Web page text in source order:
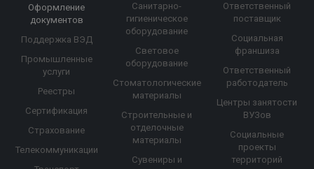
Оформление
документов
Поддержка ВЭД
Промышленные
услуги
Реестры
Сертификация
Страхование
Телекоммуникации
Санитарно-
гигиеническое
оборудование
Световое
оборудование
Стоматологические
материалы
Строительные и
отделочные
материалы
Сувениры и
Ответственный
поставщик
Социальная
франшиза
Ответственный
работодатель
Центры занятости
ВУЗов
Социальные
проекты
территорий